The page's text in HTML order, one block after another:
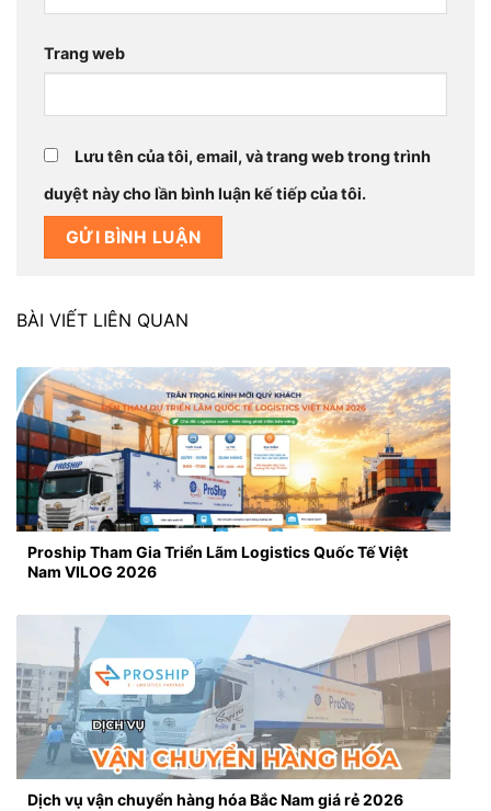
Trang web
Lưu tên của tôi, email, và trang web trong trình
duyệt này cho lần bình luận kế tiếp của tôi.
BÀI VIẾT LIÊN QUAN
Proship Tham Gia Triển Lãm Logistics Quốc Tế Việt
Nam VILOG 2026
Dịch vụ vận chuyển hàng hóa Bắc Nam giá rẻ 2026